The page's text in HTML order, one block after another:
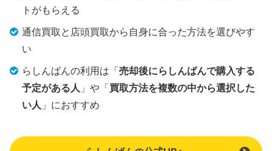
トがもらえる
通信買取と店頭買取から自身に合った方法を選びやす
い
らしんばんの利用は「売却後にらしんばんで購入する
予定がある人 」や「買取方法を複数の中から選択した
い人 」におすすめ